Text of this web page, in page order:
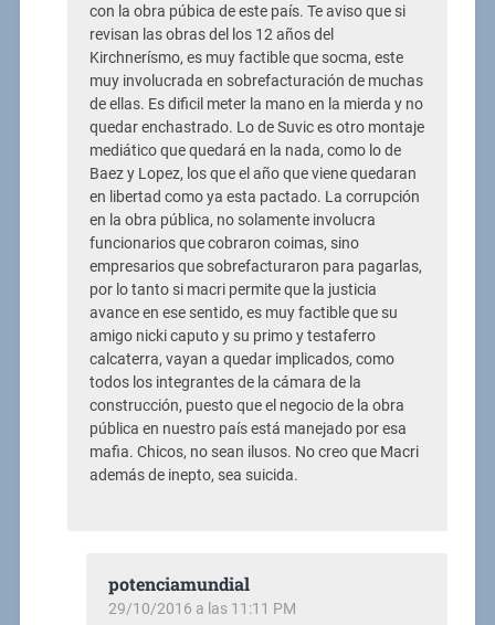
con la obra púbica de este país. Te aviso que si
revisan las obras del los 12 años del
Kirchnerísmo, es muy factible que socma, este
muy involucrada en sobrefacturación de muchas
de ellas. Es dificil meter la mano en la mierda y no
quedar enchastrado. Lo de Suvic es otro montaje
mediático que quedará en la nada, como lo de
Baez y Lopez, los que el año que viene quedaran
en libertad como ya esta pactado. La corrupción
en la obra pública, no solamente involucra
funcionarios que cobraron coimas, sino
empresarios que sobrefacturaron para pagarlas,
por lo tanto si macri permite que la justicia
avance en ese sentido, es muy factible que su
amigo nicki caputo y su primo y testaferro
calcaterra, vayan a quedar implicados, como
todos los integrantes de la cámara de la
construcción, puesto que el negocio de la obra
pública en nuestro país está manejado por esa
mafia. Chicos, no sean ilusos. No creo que Macri
además de inepto, sea suicida.
potenciamundial
29/10/2016 a las 11:11 PM